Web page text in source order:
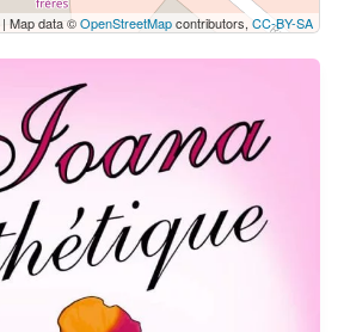
| Map data ©OpenStreetMapcontributors, CC-BY-SA